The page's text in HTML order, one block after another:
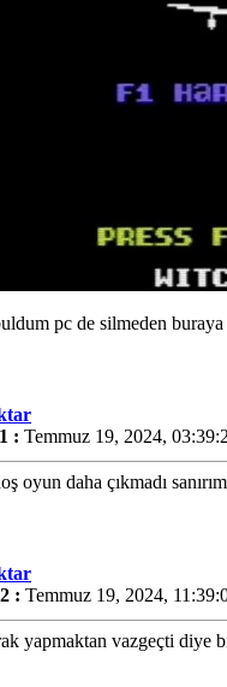
pc de silmeden
: Temmuz 19, 2024,
oyun daha çıkmadı sanırım
: Temmuz 19, 2024,
yapmaktan vazgeçti diye